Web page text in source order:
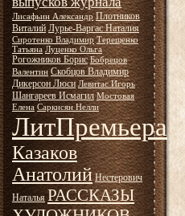
Лисафьин Александр Плотников
Виталий Лурье-Варгас Наталия
Сиротенко Владимир Терещенко
Татьяна Луценко Ольга
Рогожников Борис Бобрецов
Валентин Скобцов Владимир
Дикерсон Люси Левитас Игорь
Шангареев Исмагил Мостовая
Елена Саркисян Нелли
ЛитПремьера
Казаков
Анатолий Нестерович
Наталья РАССКАЗЫ